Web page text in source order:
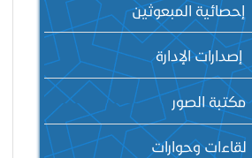
إحصائية المبعوثين
إصدارات الإدارة
مكتبة الصور
لقاءات وحوارات